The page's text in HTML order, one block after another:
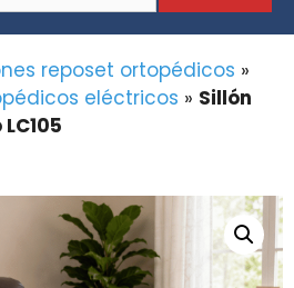
reposet ortopédicos »
eléctricos » Sillón